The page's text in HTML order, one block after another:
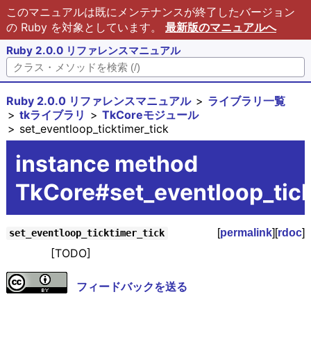
このマニュアルは既にメンテナンスが終了したバージョン
の Ruby を対象としています。 最新版のマニュアルへ
Ruby 2.0.0 リファレンスマニュアル
Ruby 2.0.0 リファレンスマニュアル
ライブラリ一覧
tkライブラリ
TkCoreモジュール
set_eventloop_ticktimer_tick
instance method
set_eventloop_ticktimer_tick [permalink][rdoc]
[TODO]
フィードバックを送る